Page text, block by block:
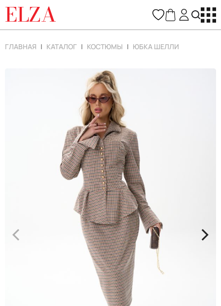
ELZA
ГЛАВНАЯ КАТАЛОГ КОСТЮМЫ ЮБКА ШЕЛЛИ
< >